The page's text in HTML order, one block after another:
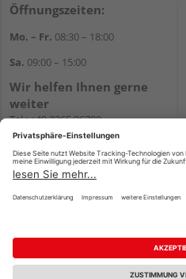
Öffnungszeiten:
Mo. – Fr. 08:30 – 18:00
Sa. 09:00 – 15:00
Wir helfen Ihnen gerne
weiter
Tel.:+49 2365 96780
E-Mail:info@bunzel.de
WhatsApp
Impressum AGB
Reservierungsbedingungen